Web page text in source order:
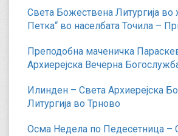
Света Божествена Литургија во
Петка“ во населбата Точила –
Преподобна маченичка
Архиерејска Вечерна
Илинден – Света Архиерејска
Литургија во Трново
Осма Недела по Педесетница –